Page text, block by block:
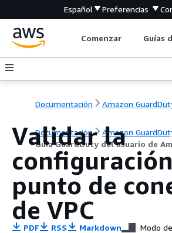
Español Preferencias
Comenzar Guías
Documentación Amazon
Documentación
Amazon
Guía GuardDuty del usuario de
Validar la
punto de
de VPC
PDF RSS Markdown Modo